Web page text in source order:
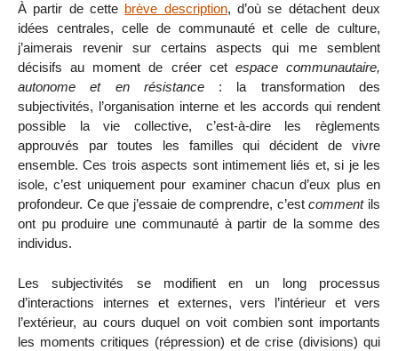
À partir de cette brève description, d’où se détachent deux
idées centrales, celle de communauté et celle de culture,
j’aimerais revenir sur certains aspects qui me semblent
décisifs au moment de créer cet espace communautaire,
autonome et en résistance: la transformation des
subjectivités, l’organisation interne et les accords qui rendent
possible la vie collective, c’est-à-dire les règlements
approuvés par toutes les familles qui décident de vivre
ensemble. Ces trois aspects sont intimement liés et, si je les
isole, c’est uniquement pour examiner chacun d’eux plus en
profondeur. Ce que j’essaie de comprendre, c’estcommentils
ont pu produire une communauté à partir de la somme des
individus.
Les subjectivités se modifient en un long processus
d’interactions internes et externes, vers l’intérieur et vers
l’extérieur, au cours duquel on voit combien sont importants
les moments critiques (répression) et de crise (divisions) qui